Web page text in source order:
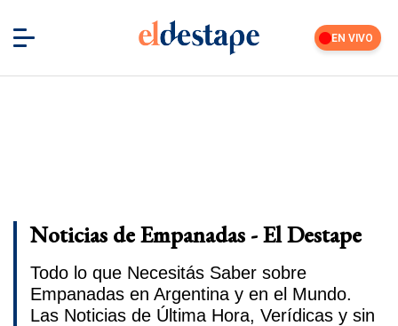
EN VIVO
Noticias de Empanadas - El Destape
Todo lo que Necesitás Saber sobre
Empanadas en Argentina y en el Mundo.
Las Noticias de Última Hora, Verídicas y sin